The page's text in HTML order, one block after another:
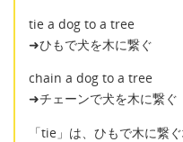
tie a dog to a tree
➜ひもで犬を木に繋ぐ
chain a dog to a tree
➜チェーンで犬を木に繋ぐ
「tie」は、ひもで木に繋